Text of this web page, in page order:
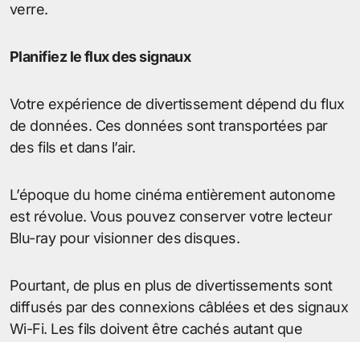
verre.
Planifiez le flux des signaux
Votre expérience de divertissement dépend du flux
de données. Ces données sont transportées par
des fils et dans l’air.
L’époque du home cinéma entièrement autonome
est révolue. Vous pouvez conserver votre lecteur
Blu-ray pour visionner des disques.
Pourtant, de plus en plus de divertissements sont
diffusés par des connexions câblées et des signaux
Wi-Fi. Les fils doivent être cachés autant que